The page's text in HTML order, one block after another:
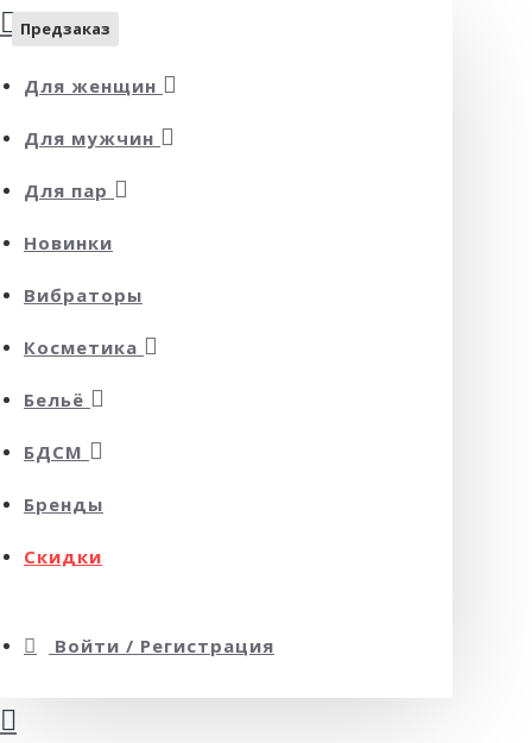
Для женщин
Для мужчин
Для пар
Новинки
Вибраторы
Косметика
Бельё
БДСМ
Бренды
Скидки
Войти / Регистрация
Предзаказ
Предзаказ